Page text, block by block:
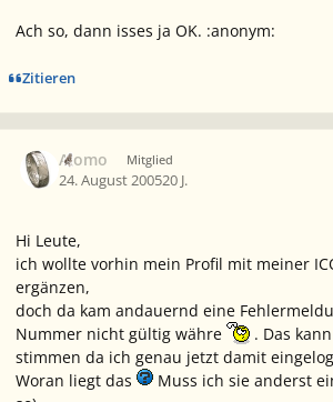
Ach so, dann isses ja OK. :anonym:
Zitieren
Alomo Mitglied
24. August 200520 J.
Hi Leute,
ich wollte vorhin mein Profil mit meiner
ergänzen,
doch da kam andauernd eine
Nummer nicht gültig währe
. Das
stimmen da ich genau jetzt damit
Woran liegt das
Muss ich sie anderst